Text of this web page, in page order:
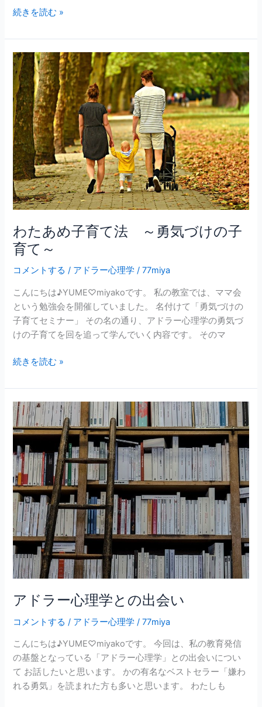
続きを読む »
わたあめ子育て法 ～勇気づけの子
育て～
コメントする / アドラー心理学 /77miya
こんにちは♪YUME♡miyakoです。 私の教室では、ママ会
という勉強会を開催していました。 名付けて「勇気づけの
子育てセミナー」 その名の通り、アドラー心理学の勇気づ
けの子育てを回を追って学んでいく内容です。 そのマ
わ
た
あ
め
子
育
て
法
～
勇
気
づ
け
の
子
育
～
続きを読む »
アドラー心理学との出会い
コメントする / アドラー心理学 /77miya
こんにちは♪YUME♡miyakoです。 今回は、私の教育発信
の基盤となっている「アドラー心理学」との出会いについ
て お話したいと思います。 かの有名なベストセラー「嫌わ
れる勇気」を読まれた方も多いと思います。 わたしも
ア
ド
ラ
ー
心
理
学
と
の
出
会
い